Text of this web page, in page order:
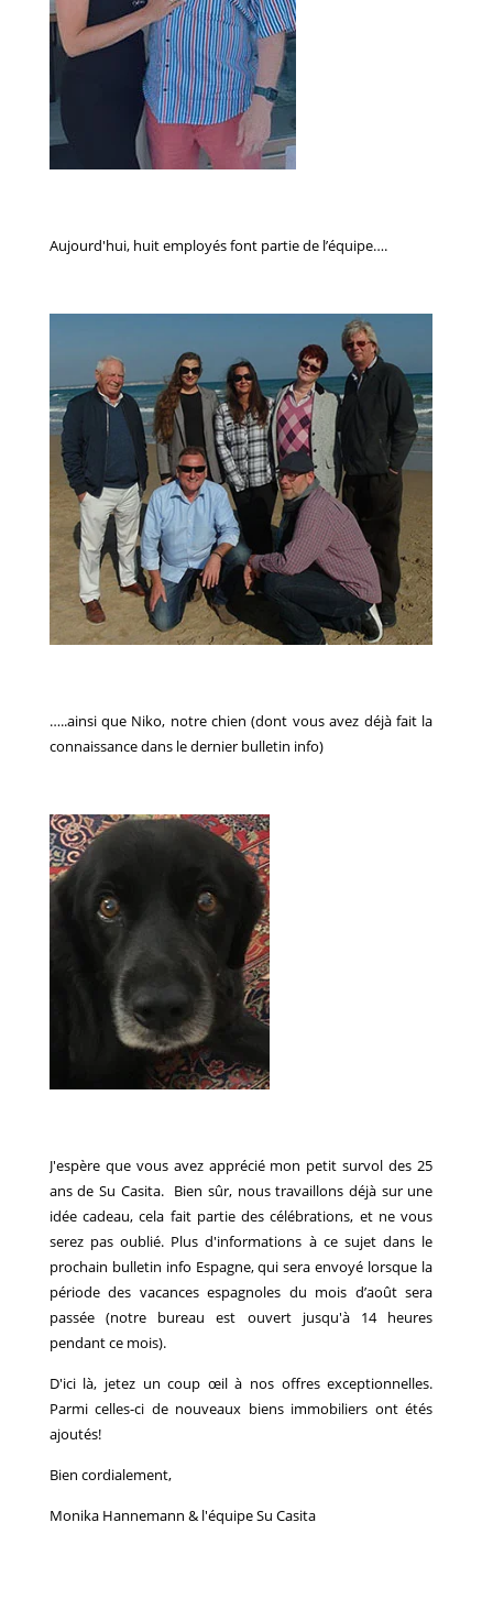
Aujourd'hui, huit employés font partie de l’équipe….
…..ainsi que Niko, notre chien (dont vous avez déjà fait la
connaissance dans le dernier bulletin info)
J'espère que vous avez apprécié mon petit survol des 25
ans de Su Casita. Bien sûr, nous travaillons déjà sur une
idée cadeau, cela fait partie des célébrations, et ne vous
serez pas oublié. Plus d'informations à ce sujet dans le
prochain bulletin info Espagne, qui sera envoyé lorsque la
période des vacances espagnoles du mois d’août sera
passée (notre bureau est ouvert jusqu'à 14 heures
pendant ce mois).
D'ici là, jetez un coup œil à nos offres exceptionnelles.
Parmi celles-ci de nouveaux biens immobiliers ont étés
ajoutés!
Bien cordialement,
Monika Hannemann & l'équipe Su Casita